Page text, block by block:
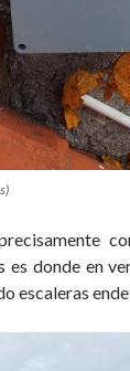
donde en
escaleras